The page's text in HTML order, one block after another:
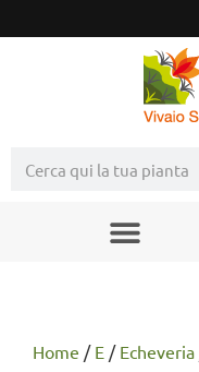
Home / E / Echeveria